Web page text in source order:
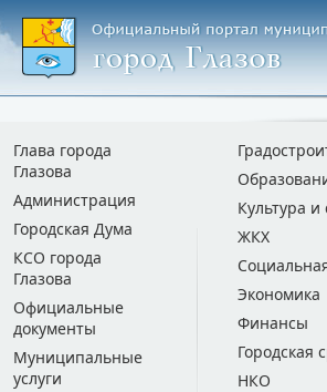
Глава города
Глазова
Администрация
Городская Дума
КСО города
Глазова
Официальные
документы
Муниципальные
услуги
Культура и
ЖКХ
Экономика
Финансы
Городская
НКО